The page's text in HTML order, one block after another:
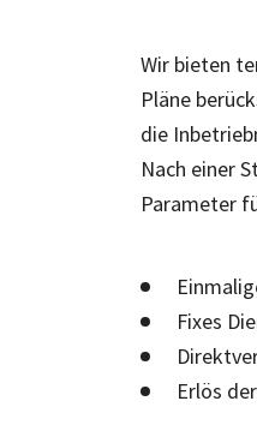
Wir bieten
Pläne
die
Nach einer
Parameter
Fixes
Erlös